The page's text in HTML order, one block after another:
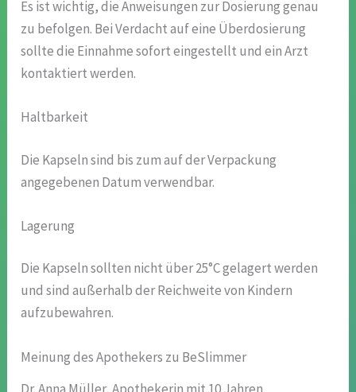
Es ist wichtig, die Anweisungen zur Dosierung genau
zu befolgen. Bei Verdacht auf eine Überdosierung
sollte die Einnahme sofort eingestellt und ein Arzt
kontaktiert werden.
Haltbarkeit
Die Kapseln sind bis zum auf der Verpackung
angegebenen Datum verwendbar.
Lagerung
Die Kapseln sollten nicht über 25°C gelagert werden
und sind außerhalb der Reichweite von Kindern
aufzubewahren.
Meinung des Apothekers zu BeSlimmer
Dr. Anna Müller, Apothekerin mit 10 Jahren